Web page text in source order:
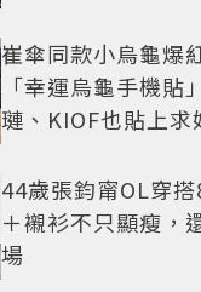
崔傘同款小烏龜爆
「幸運烏龜手機貼
璉、KIOF也貼上求
44歲張鈞甯OL穿
＋襯衫不只顯瘦，
場